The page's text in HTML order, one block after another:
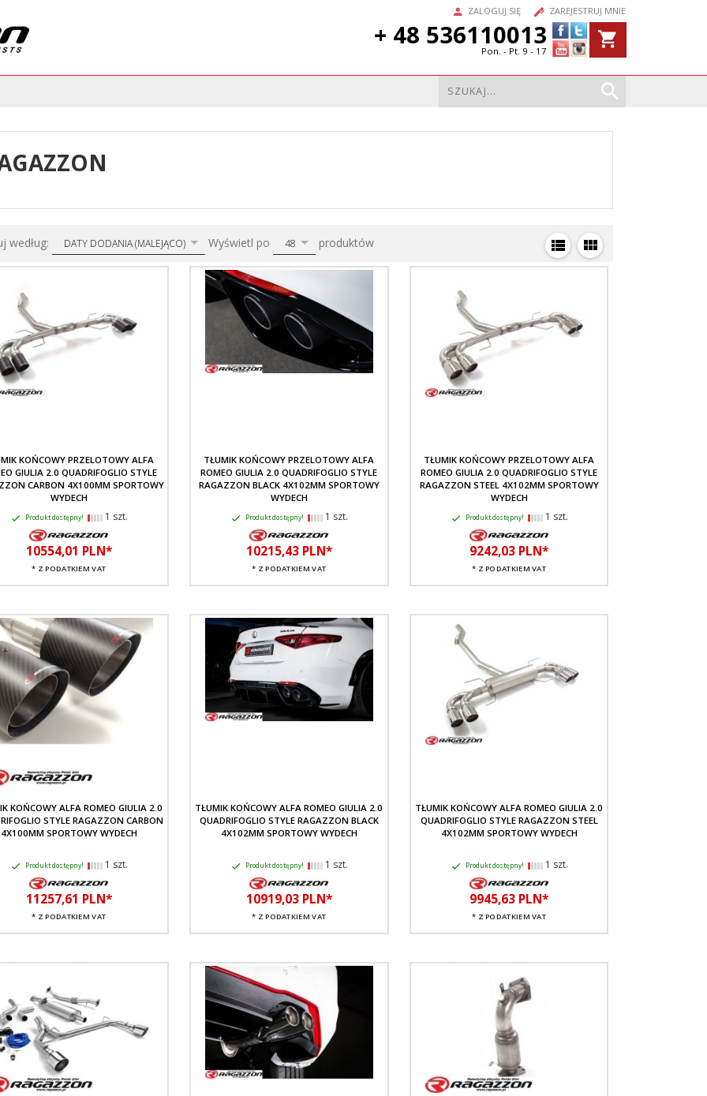
ZALOGUJ SIĘ ZAREJESTRUJ MNIE
+ 48 536110013
Pon. - Pt. 9 - 17
według: sortDATY DODANIA (MALEJĄCO) Wyświetl po pop
48 produktów
KOŃCOWY PRZELOTOWY ALFA
GIULIA 2.0 QUADRIFOGLIO STYLE
CARBON 4X100MM SPORTOWY
WYDECH
Produkt dostępny! 1 szt.
10554,01 PLN*
* Z PODATKIEM VAT
TŁUMIK KOŃCOWY PRZELOTOWY ALFA
ROMEO GIULIA 2.0 QUADRIFOGLIO STYLE
RAGAZZON BLACK 4X102MM SPORTOWY
WYDECH
Produkt dostępny! 1 szt.
10215,43 PLN*
* Z PODATKIEM VAT
TŁUMIK KOŃCOWY PRZELOTOWY ALFA
ROMEO GIULIA 2.0 QUADRIFOGLIO STYLE
RAGAZZON STEEL 4X102MM SPORTOWY
WYDECH
Produkt dostępny! 1 szt.
9242,03 PLN*
* Z PODATKIEM VAT
KOŃCOWY ALFA ROMEO GIULIA 2.0
STYLE RAGAZZON CARBON
4X100MM SPORTOWY WYDECH
Produkt dostępny! 1 szt.
11257,61 PLN*
* Z PODATKIEM VAT
TŁUMIK KOŃCOWY ALFA ROMEO GIULIA 2.0
QUADRIFOGLIO STYLE RAGAZZON BLACK
4X102MM SPORTOWY WYDECH
Produkt dostępny! 1 szt.
10919,03 PLN*
* Z PODATKIEM VAT
TŁUMIK KOŃCOWY ALFA ROMEO GIULIA 2.0
QUADRIFOGLIO STYLE RAGAZZON STEEL
4X102MM SPORTOWY WYDECH
Produkt dostępny! 1 szt.
9945,63 PLN*
* Z PODATKIEM VAT